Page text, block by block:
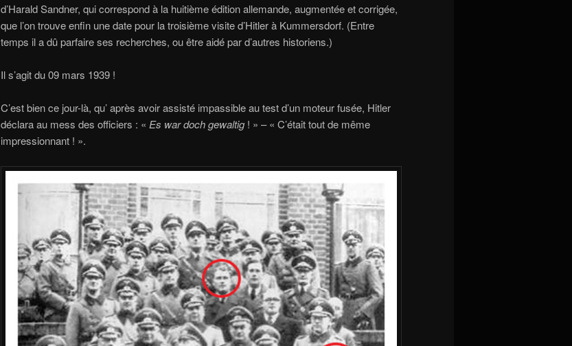
d’Harald Sandner, qui correspond à la huitième édition allemande, augmentée et corrigée,
que l’on trouve enfin une date pour la troisième visite d’Hitler à Kummersdorf. (Entre
temps il a dû parfaire ses recherches, ou être aidé par d’autres historiens.)
Il s’agit du 09 mars 1939 !
C’est bien ce jour-là, qu’ après avoir assisté impassible au test d’un moteur fusée, Hitler
déclara au mess des officiers : « Es war doch gewaltig ! » – « C’était tout de même
impressionnant ! ».